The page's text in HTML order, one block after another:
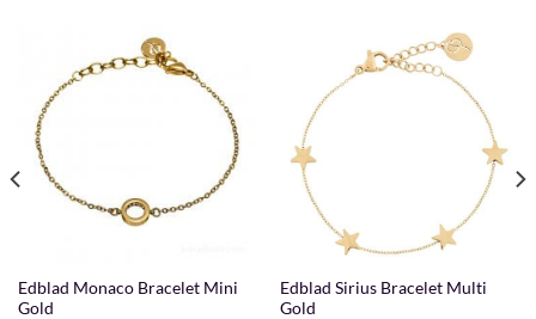
Edblad Monaco Bracelet Mini
Gold
Edblad Sirius Bracelet Multi
Gold